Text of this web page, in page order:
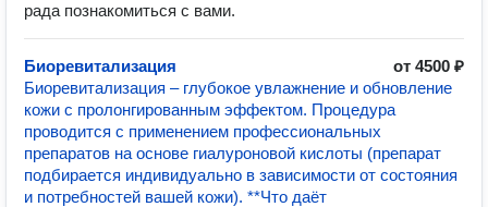
рада познакомиться с вами.
Биоревитализация
от 4500 ₽
Биоревитализация – глубокое увлажнение и обновление
кожи с пролонгированным эффектом. Процедура
проводится с применением профессиональных
препаратов на основе гиалуроновой кислоты (препарат
подбирается индивидуально в зависимости от состояния
и потребностей вашей кожи). **Что даёт